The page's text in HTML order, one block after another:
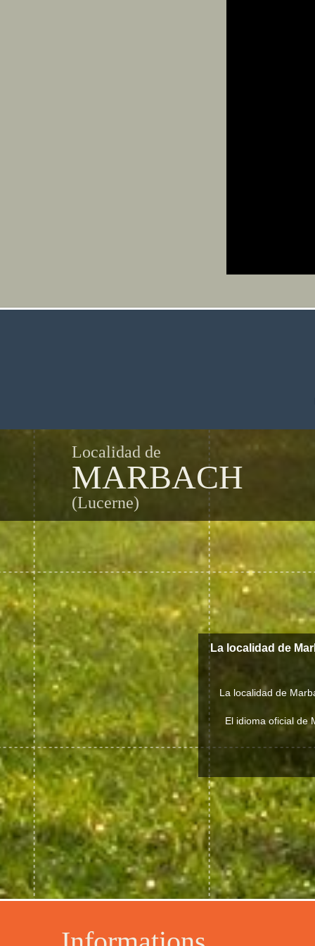
Localidad de
MARBACH
(Lucerne)
La localidad de
La localidad de
El idioma oficial de